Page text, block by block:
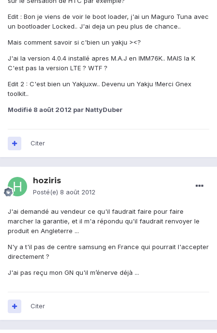
Edit : Bon je viens de voir le boot loader, j'ai un Maguro Tuna avec
un bootloader Locked.. J'ai deja un peu plus de chance..
Mais comment savoir si c'bien un yakju ><?
J'ai la version 4.0.4 installé apres M.A.J en IMM76K.. MAIS la K
C'est pas la version LTE ? WTF ?
Edit 2 : C'est bien un Yakjuxw.. Devenu un Yakju !Merci Gnex
toolkit..
Modifié 8 août 2012 par NattyDuber
Citer
hoziris
Posté(e) 8 août 2012
J'ai demandé au vendeur ce qu'il faudrait faire pour faire
marcher la garantie, et il m'a répondu qu'il faudrait renvoyer le
produit en Angleterre ...
N'y a t'il pas de centre samsung en France qui pourrait l'accepter
directement ?
J'ai pas reçu mon GN qu'il m’énerve déjà ...
Citer